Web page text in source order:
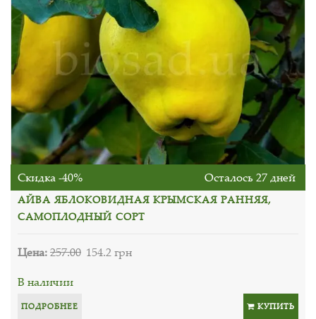
Скидка -40% Осталось 27 дней
АЙВА ЯБЛОКОВИДНАЯ КРЫМСКАЯ РАННЯЯ,
САМОПЛОДНЫЙ СОРТ
Цена:257.00 154.2 грн
В наличии
ПОДРОБНЕЕ КУПИТЬ